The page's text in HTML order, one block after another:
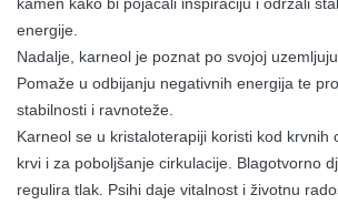
energije.
Nadalje, karneol je poznat po svojoj
Pomaže u odbijanju negativnih energija te
stabilnosti i ravnoteže.
Karneol se u kristaloterapiji koristi kod krvnih
krvi i za poboljšanje cirkulacije. Blagotvorno
regulira tlak. Psihi daje vitalnost i životnu